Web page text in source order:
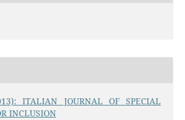
ITALIAN JOURNAL OF SPECIAL
INCLUSION